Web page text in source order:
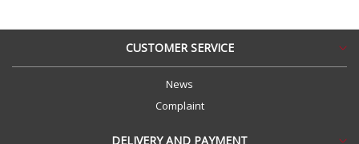
CUSTOMER SERVICE
News
Complaint
DELIVERY AND PAYMENT